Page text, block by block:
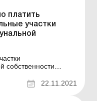
платить
участки
собственности
за
22.11.2021